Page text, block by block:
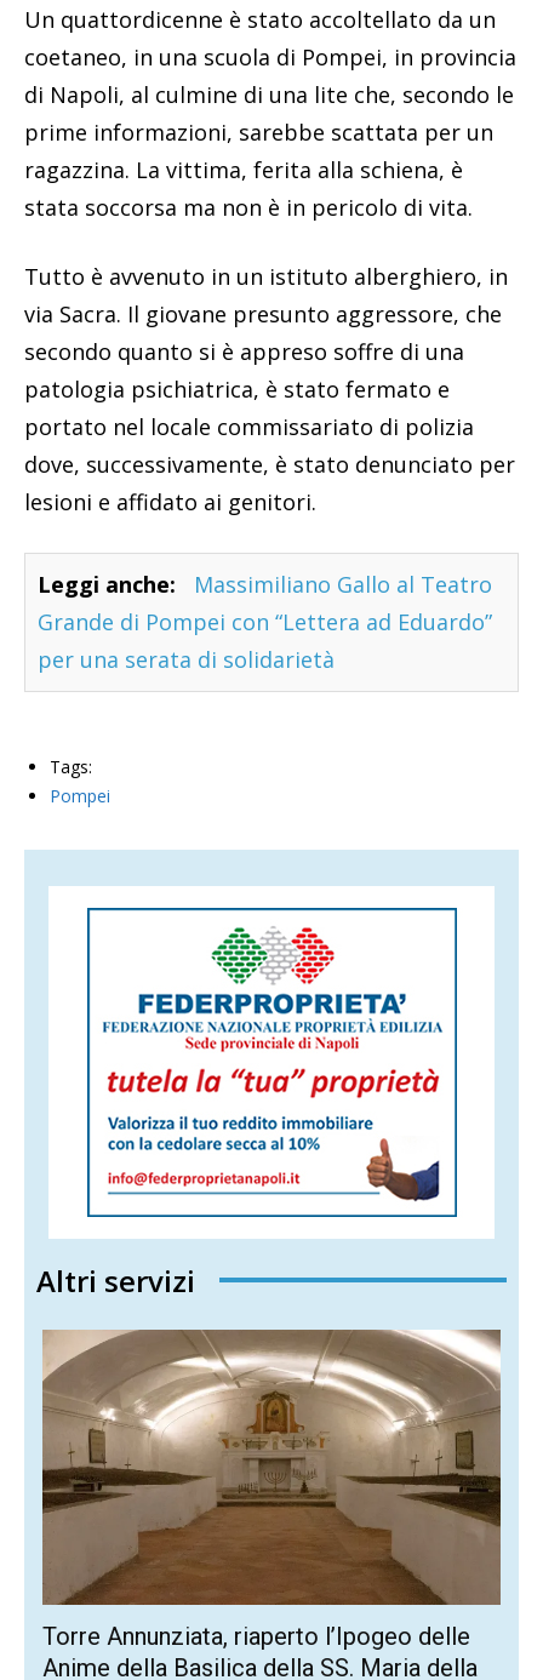
Un quattordicenne è stato accoltellato da un
coetaneo, in una scuola di Pompei, in provincia
di Napoli, al culmine di una lite che, secondo le
prime informazioni, sarebbe scattata per un
ragazzina. La vittima, ferita alla schiena, è
stata soccorsa ma non è in pericolo di vita.
Tutto è avvenuto in un istituto alberghiero, in
via Sacra. Il giovane presunto aggressore, che
secondo quanto si è appreso soffre di una
patologia psichiatrica, è stato fermato e
portato nel locale commissariato di polizia
dove, successivamente, è stato denunciato per
lesioni e affidato ai genitori.
Leggi anche:
Massimiliano Gallo al Teatro
Grande di Pompei con “Lettera ad Eduardo”
per una serata di solidarietà
Tags:
Pompei
Altri servizi
Torre Annunziata, riaperto l’Ipogeo delle
Anime della Basilica della SS. Maria della